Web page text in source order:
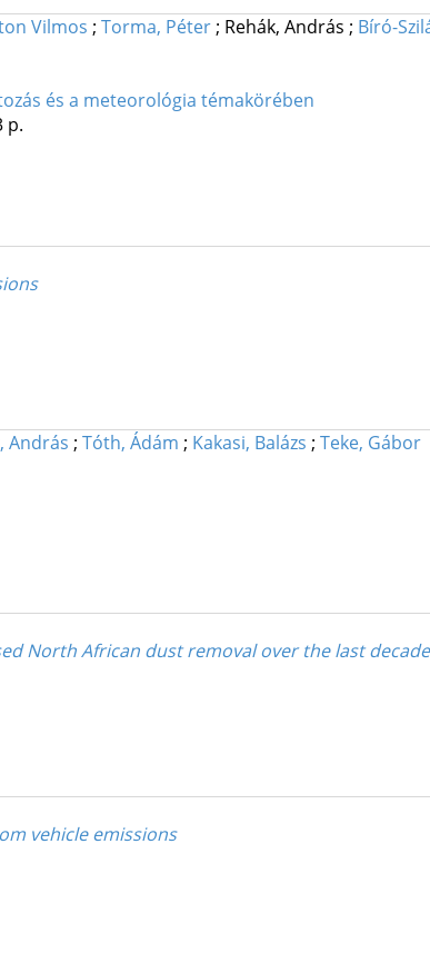
Vilmos ; Torma, Péter; Rehák, András ; Bíró-
és a meteorológia témakörében
p.
András ; Tóth, Ádám ; Kakasi, Balázs ; Teke, Gábor
North African dust removal over the last decade
vehicle emissions